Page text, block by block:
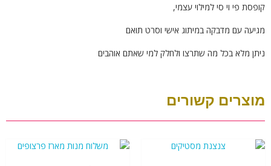
קופסת פי וי סי למילוי עצמי,
מגיעה עם מדבקה במיתוג אישי וסרט תואם
ניתן מלא בכל מה שתרצו ולחלק למי שאתם אוהבים
מוצרים קשורים